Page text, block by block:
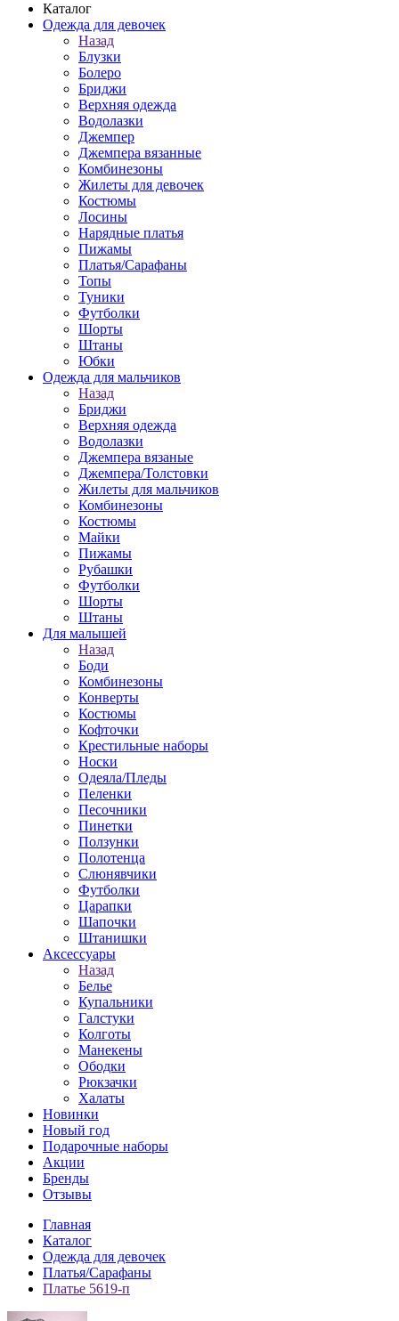
Каталог
Одежда для девочек
Назад
Блузки
Болеро
Бриджи
Верхняя одежда
Водолазки
Джемпер
Джемпера вязанные
Комбинезоны
Жилеты для девочек
Костюмы
Лосины
Нарядные платья
Пижамы
Платья/Сарафаны
Топы
Туники
Футболки
Шорты
Штаны
Юбки
Одежда для мальчиков
Назад
Бриджи
Верхняя одежда
Водолазки
Джемпера вязаные
Джемпера/Толстовки
Жилеты для мальчиков
Комбинезоны
Костюмы
Майки
Пижамы
Рубашки
Футболки
Шорты
Штаны
Для малышей
Назад
Боди
Комбинезоны
Конверты
Костюмы
Кофточки
Крестильные наборы
Носки
Одеяла/Пледы
Пеленки
Песочники
Пинетки
Ползунки
Полотенца
Слюнявчики
Футболки
Царапки
Шапочки
Штанишки
Аксессуары
Назад
Белье
Купальники
Галстуки
Колготы
Манекены
Ободки
Рюкзачки
Халаты
Новинки
Новый год
Подарочные наборы
Акции
Бренды
Отзывы
Главная
Каталог
Одежда для девочек
Платья/Сарафаны
Платье 5619-п